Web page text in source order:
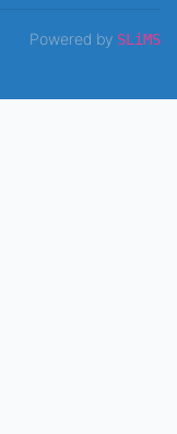
Powered by SLiMS